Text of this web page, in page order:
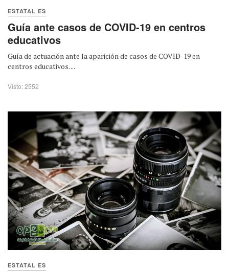
ESTATAL ES
Guía ante casos de COVID-19 en centros
educativos
Guía de actuación ante la aparición de casos de COVID-19 en
centros educativos. ...
Visto: 2552
ESTATAL ES